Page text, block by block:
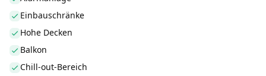
Einbauschränke
Hohe Decken
Balkon
Chill-out-Bereich